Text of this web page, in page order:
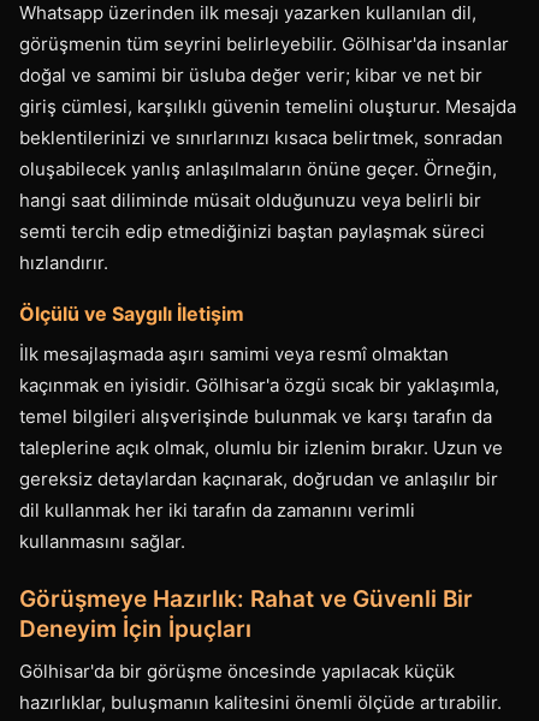
Whatsapp üzerinden ilk mesajı yazarken kullanılan dil,
görüşmenin tüm seyrini belirleyebilir. Gölhisar'da insanlar
doğal ve samimi bir üsluba değer verir; kibar ve net bir
giriş cümlesi, karşılıklı güvenin temelini oluşturur. Mesajda
beklentilerinizi ve sınırlarınızı kısaca belirtmek, sonradan
oluşabilecek yanlış anlaşılmaların önüne geçer. Örneğin,
hangi saat diliminde müsait olduğunuzu veya belirli bir
semti tercih edip etmediğinizi baştan paylaşmak süreci
hızlandırır.
Ölçülü ve Saygılı İletişim
İlk mesajlaşmada aşırı samimi veya resmî olmaktan
kaçınmak en iyisidir. Gölhisar'a özgü sıcak bir yaklaşımla,
temel bilgileri alışverişinde bulunmak ve karşı tarafın da
taleplerine açık olmak, olumlu bir izlenim bırakır. Uzun ve
gereksiz detaylardan kaçınarak, doğrudan ve anlaşılır bir
dil kullanmak her iki tarafın da zamanını verimli
kullanmasını sağlar.
Görüşmeye Hazırlık: Rahat ve Güvenli Bir
Deneyim İçin İpuçları
Gölhisar'da bir görüşme öncesinde yapılacak küçük
hazırlıklar, buluşmanın kalitesini önemli ölçüde artırabilir.